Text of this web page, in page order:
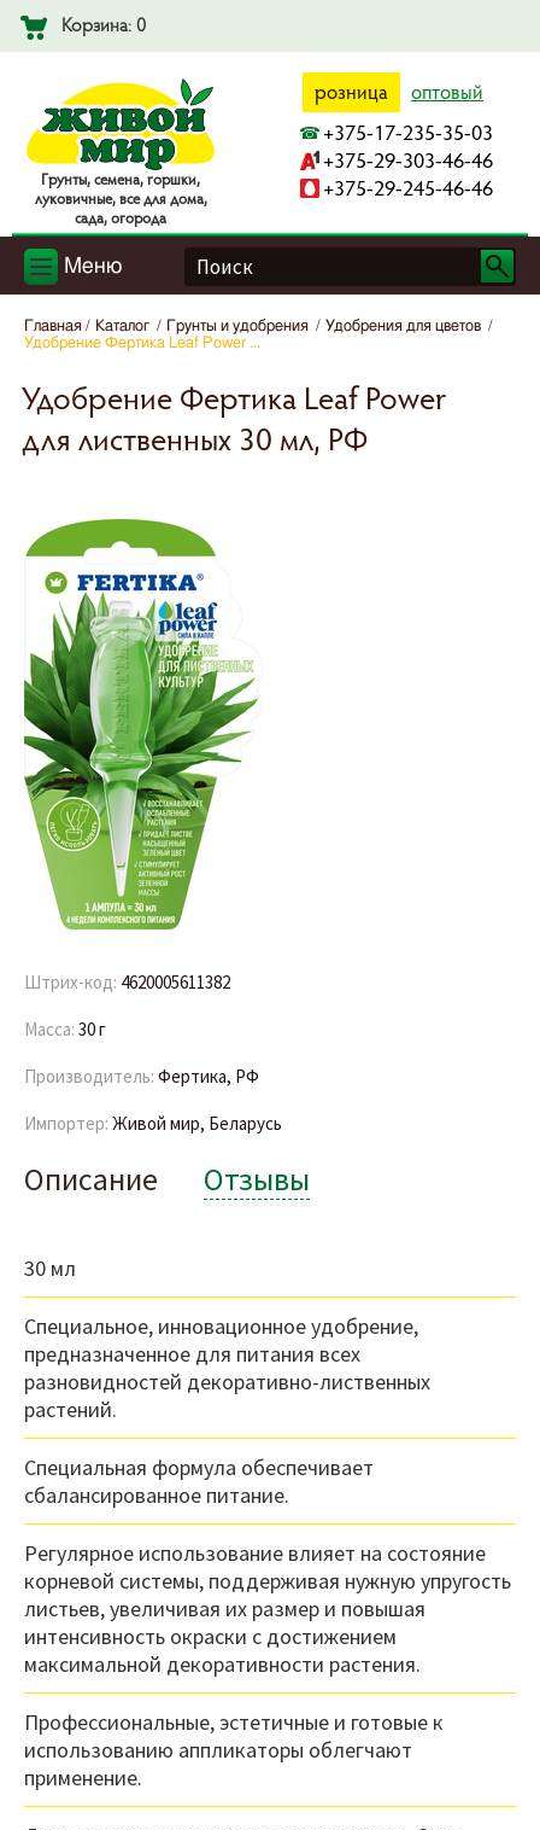
Корзина: 0
Гpyнты, ceмeнa, гopшки,
лyкoвичныe, вce для дoмa,
caдa, oгopoдa
розница оптовый
+375-17-235-35-03
+375-29-303-46-46
+375-29-245-46-46
Меню
Главная Каталог Грунты и удобрения
Удобрения для цветов
Удобрение Фертика Leaf Power ...
Удобрение Фертика Leaf Power
для лиственных 30 мл, РФ
Штрих-код: 4620005611382
Масса: 30 г
Производитель: Фертика, РФ
Импортер: Живой мир, Беларусь
Описание Отзывы
30 мл
Специальное, инновационное удобрение,
предназначенное для питания всех
разновидностей декоративно-лиственных
растений.
Специальная формула обеспечивает
сбалансированное питание.
Регулярное использование влияет на состояние
корневой системы, поддерживая нужную упругость
листьев, увеличивая их размер и повышая
интенсивность окраски с достижением
максимальной декоративности растения.
Профессиональные, эстетичные и готовые к
использованию аппликаторы облегчают
применение.